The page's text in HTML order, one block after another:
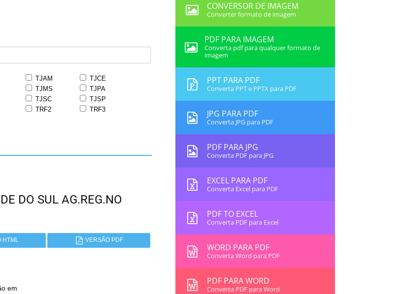
TJAM
TJCE
TJMS
TJPA
TJSC
TJSP
TRF2
TRF3
DO SUL AG.REG.NO
HTML VERSÃO PDF
CONVERSOR DE IMAGEM
Converter formato de imagem
PDF PARA IMAGEM
Converta pdf para qualquer formato de
imagem
PPT PARA PDF
Converta PPT e PPTX para PDF
JPG PARA PDF
Converta JPG para PDF
PDF PARA JPG
Converta PDF para JPG
EXCEL PARA PDF
Converta Excel para PDF
PDF TO EXCEL
Converta PDF para Excel
WORD PARA PDF
Converta Word para PDF
PDF PARA WORD
Converta PDF para Word